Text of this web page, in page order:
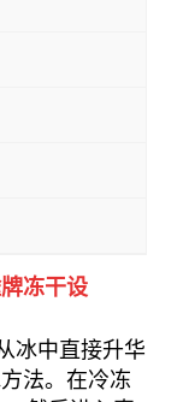
冻干设
冰中直接升华
法。在冷冻